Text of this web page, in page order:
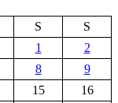
S
S
1
2
8
9
15
16